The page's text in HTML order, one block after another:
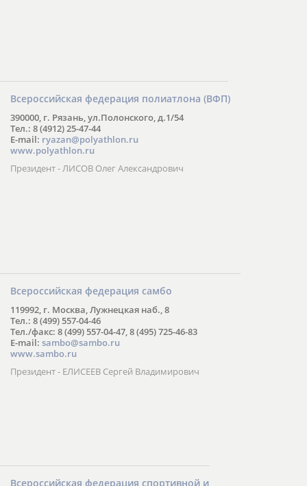
Всероссийская федерация полиатлона (ВФП)
390000, г. Рязань, ул.Полонского, д.1/54
Тел.: 8 (4912) 25-47-44
E-mail: ryazan@polyathlon.ru
www.polyathlon.ru
Президент - ЛИСОВ Олег Александрович
Всероссийская федерация самбо
119992, г. Москва, Лужнецкая наб., 8
Тел.: 8 (499) 557-04-46
Тел./факс: 8 (499) 557-04-47, 8 (495) 725-46-83
E-mail: sambo@sambo.ru
www.sambo.ru
Президент - ЕЛИСЕЕВ Сергей Владимирович
Всероссийская федерация спортивной и